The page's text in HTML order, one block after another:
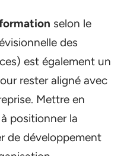
selon le
des
est également un
rester aligné avec
Mettre en
positionner la
de développement